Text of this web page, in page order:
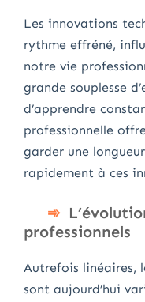
Les innovations
rythme effréné,
notre vie
grande souplesse
d’apprendre
professionnelle
garder une
rapidement à ces
professionnels
Autrefois linéaires,
sont aujourd’hui